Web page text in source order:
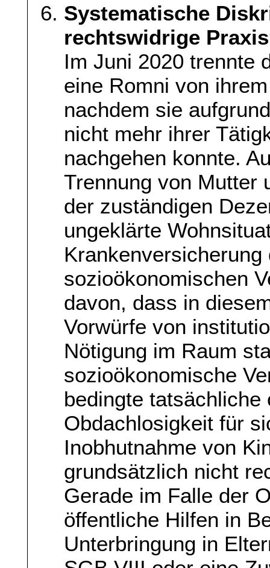
Systematische
rechtswidrige
Im Juni 2020 trennte
eine Romni von
nachdem sie
nicht mehr ihrer
nachgehen konnte.
Trennung von Mutter
der zuständigen
ungeklärte
sozioökonomischen
davon, dass in
Vorwürfe von
Nötigung im Raum
sozioökonomische
bedingte tatsächliche
Obdachlosigkeit für
Inobhutnahme von
grundsätzlich nicht
Gerade im Falle der
öffentliche Hilfen in
Unterbringung in